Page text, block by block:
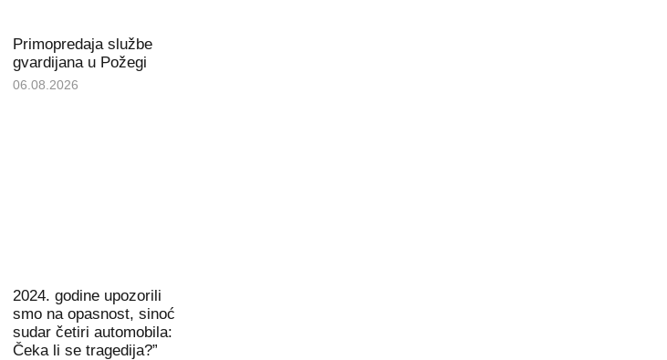
Primopredaja službe
gvardijana u Požegi
06.08.2026
2024. godine upozorili
smo na opasnost, sinoć
sudar četiri automobila:
Čeka li se tragedija?”